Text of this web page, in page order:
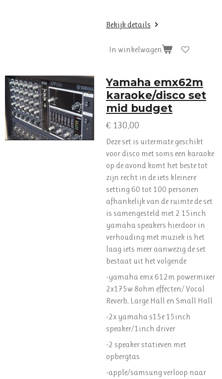
Bekijk details
In winkelwagen
Yamaha emx62m
karaoke/disco set
mid budget
€ 130,00
Deze set is uitermate geschikt
voor disco met soms een karaoke
op de avond komt het beste tot
zijn recht in de iets kleinere
setting 60 tot 100 personen
afhankelijk van de ruimte de set
is samengesteld met 2 15inch
yamaha speakers hierdoor in
verhouding met muziek is het
laag iets meer aanwezig de set
bestaat uit het volgende
-yamaha emx 612m powermixer
2x175w 8ohm effecten/ Vocal
Reverb, Large Hall en Small Hall
-2x yamaha s15e 15inch
speaker/1inch driver
-2 speaker statieven met
opbergtas
-apple/samsung verloop naar